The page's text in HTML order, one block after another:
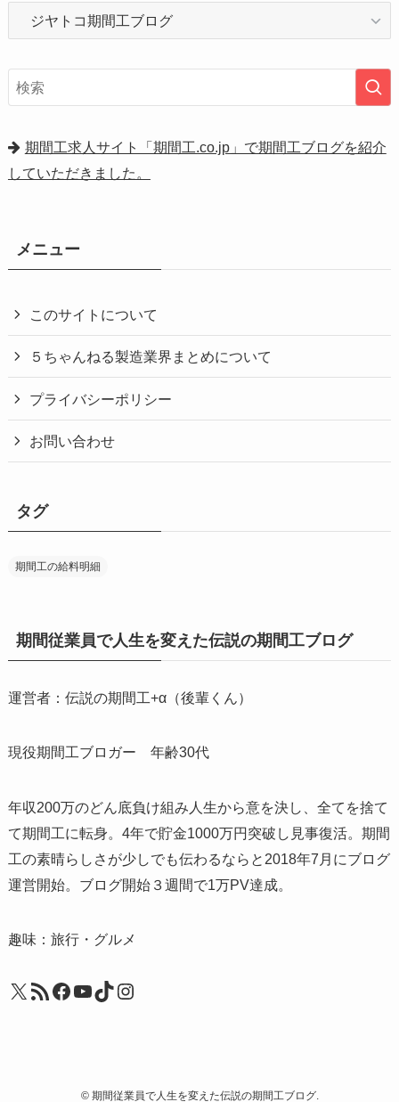
リ
ー
期間工求人サイト「期間工.co.jp」で期間工ブログを紹介
していただきました。
メニュー
このサイトについて
５ちゃんねる製造業界まとめについて
プライバシーポリシー
お問い合わせ
タグ
期間工の給料明細
期間従業員で人生を変えた伝説の期間工ブログ
運営者：伝説の期間工+α（後輩くん）
現役期間工ブロガー 年齢30代
年収200万のどん底負け組み人生から意を決し、全てを捨て
て期間工に転身。4年で貯金1000万円突破し見事復活。期間
工の素晴らしさが少しでも伝わるならと2018年7月にブログ
運営開始。ブログ開始３週間で1万PV達成。
趣味：旅行・グルメ
X RSS フィードFacebook
YouTube
TikTok
Instagram
©期間従業員で人生を変えた伝説の期間工ブログ.